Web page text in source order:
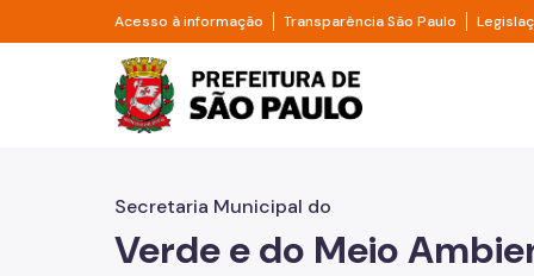
Pular para o Conteúdo principal
Acesso à informação Divisor de acesso à informação
Transparência São Paulo Divisor
Prefeitura de São
Secretaria Municipal do
Verde e do Meio